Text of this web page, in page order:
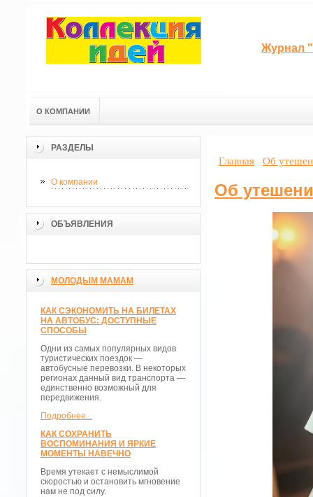
Журнал
О КОМПАНИИ
РАЗДЕЛЫ
О компании
ОБЪЯВЛЕНИЯ
МОЛОДЫМ МАМАМ
КАК СЭКОНОМИТЬ НА БИЛЕТАХ
НА АВТОБУС: ДОСТУПНЫЕ
СПОСОБЫ
Одни из самых популярных видов
туристических поездок —
автобусные перевозки. В некоторых
регионах данный вид транспорта —
единственно возможный для
передвижения.
Подробнее...
КАК СОХРАНИТЬ
ВОСПОМИНАНИЯ И ЯРКИЕ
МОМЕНТЫ НАВЕЧНО
Время утекает с немыслимой
скоростью и остановить мгновение
нам не под силу.
Главная Об
Об